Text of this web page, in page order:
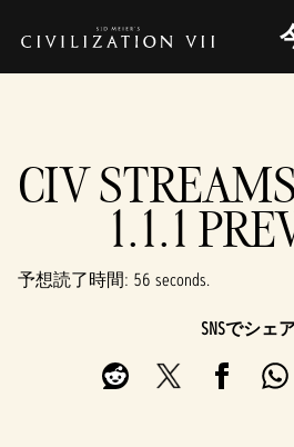
CIV
1.1.1
予想読了時間 56 seconds
SNSでシェ